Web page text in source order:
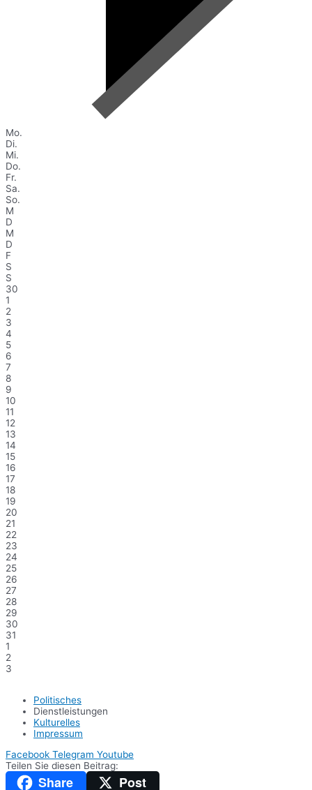
Mo.
Di.
Mi.
Do.
Fr.
Sa.
So.
M
D
M
D
F
S
S
30
1
2
3
4
5
6
7
8
9
10
11
12
13
14
15
16
17
18
19
20
21
22
23
24
25
26
27
28
29
30
31
1
2
3
Politisches
Dienstleistungen
Kulturelles
Impressum
Facebook Telegram Youtube
Teilen Sie diesen Beitrag:
Share Post